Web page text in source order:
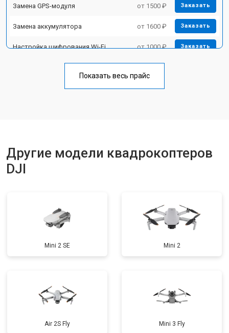
Замена GPS-модуля от 1500 ₽ Заказать
Замена аккумулятора от 1600 ₽ Заказать
Настройка шифрования Wi-Fi от 1000 ₽ Заказать
Замена материнской платы от 2800 ₽
Показать весь прайс
Другие модели квадрокоптеров
DJI
Mini 2 SE Mini 2
Air 2S Fly Mini 3 Fly